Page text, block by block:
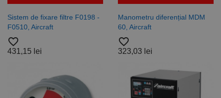
Sistem de fixare filtre F0198 -
F0510, Aircraft
favorite_border
431,15 lei
Manometru diferențial MDM
60, Aircraft
favorite_border
323,03 lei